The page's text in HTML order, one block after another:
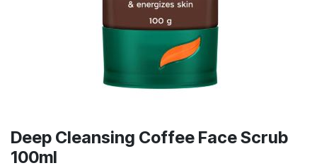
Deep Cleansing Coffee Face Scrub
100ml